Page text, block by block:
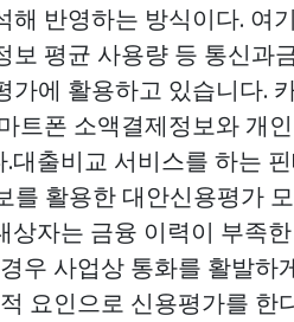
반영하는 방식이다. 여
보 평균 사용량 등 통신과
에 활용하고 있습니다.
트폰 소액결제정보와 개
출비교 서비스를 하는
를 활용한 대안신용평가
자는 금융 이력이 부족
우 사업상 통화를 활발하
요인으로 신용평가를 한